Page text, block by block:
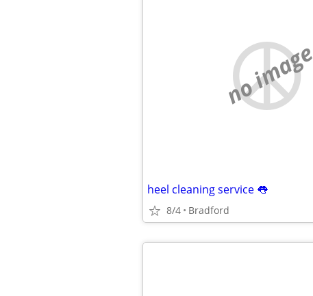
no image
heel cleaning service 👅
8/4 Bradford